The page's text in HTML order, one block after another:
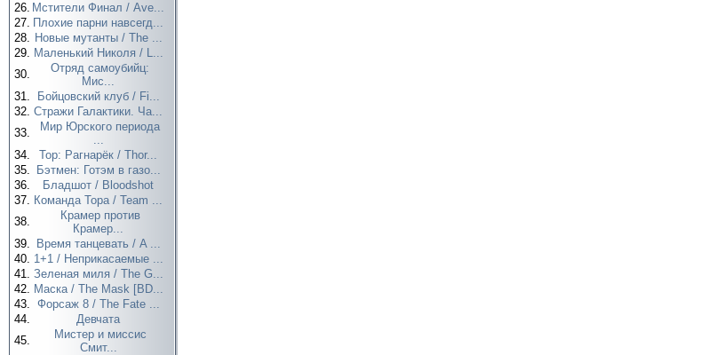
26. Мстители Финал / Ave...
27. Плохие парни навсегд...
28. Новые мутанты / The ...
29. Маленький Николя / L...
30.
Отряд самоубийц:
Мис...
31.
Бойцовский клуб / Fi...
32. Стражи Галактики. Ча...
33.
Мир Юрского периода
...
34.
Тор: Рагнарёк / Thor...
35.
Бэтмен: Готэм в газо...
36.
Бладшот / Bloodshot
37. Команда Тора / Team ...
38.
Крамер против
Крамер...
39.
Время танцевать / A ...
40. 1+1 / Неприкасаемые ...
41. Зеленая миля / The G...
42. Маска / The Mask [BD...
43. Форсаж 8 / The Fate ...
44.
Девчата
45.
Мистер и миссис
Смит...